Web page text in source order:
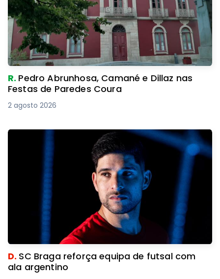
R. Pedro Abrunhosa, Camané e Dillaz nas
Festas de Paredes Coura
2 agosto 2026
D. SC Braga reforça equipa de futsal com
ala argentino